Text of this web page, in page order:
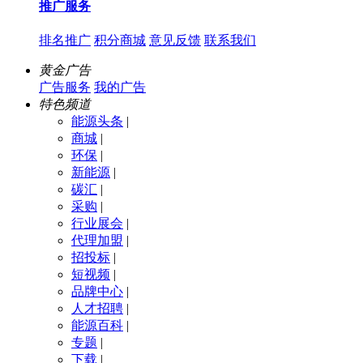
推广服务
排名推广 积分商城 意见反馈 联系我们
黄金广告
广告服务 我的广告
特色频道
能源头条 |
商城 |
环保 |
新能源 |
碳汇 |
采购 |
行业展会 |
代理加盟 |
招投标 |
短视频 |
品牌中心 |
人才招聘 |
能源百科 |
专题 |
下载 |